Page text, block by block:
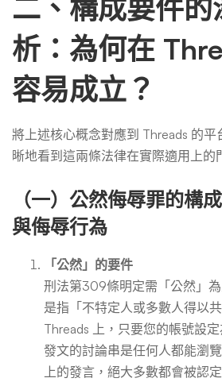
二、構成要件的
析：為何在
容易成立？
將上述核心概念對應到 Threads 的
晰地看到這兩條法律在實際適用上的
（一）公然侮辱罪的構
與侮辱行為
「公然」的要件
刑法第309條明定需「公然」
是指「不特定人或多數人得以
Threads 上，只要您的帳號設
發文的討論串是任何人都能瀏
上的發言，絕大多數都會被認